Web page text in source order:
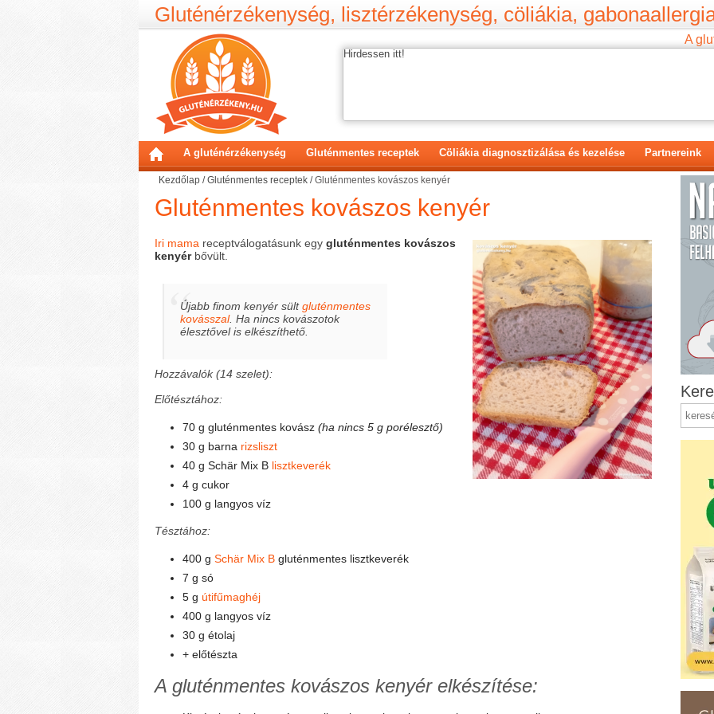
Gluténérzékenység, lisztérzékenység, cöliákia,
A
Hirdessen itt!
A gluténérzékenység Gluténmentes receptek Cöliákia diagnosztizálása és kezelése Partnereink
Kezdőlap /Gluténmentes receptek /Gluténmentes kovászos kenyér
Gluténmentes kovászos kenyér
Iri mama receptválogatásunk egy gluténmentes kovászos
kenyér bővült.
Újabb finom kenyér sültgluténmentes
kovásszal. Ha nincs kovászotok
élesztővel is elkészíthető.
Hozzávalók (14 szelet):
Előtésztához:
70 g gluténmentes kovász (ha nincs 5 g porélesztő)
30 g barna rizsliszt
40 g Schär Mix B lisztkeverék
4 g cukor
100 g langyos víz
Tésztához:
400 g Schär Mix B gluténmentes lisztkeverék
7 g só
5 g útifűmaghéj
400 g langyos víz
30 g étolaj
+ előtészta
A gluténmentes kovászos kenyér elkészítése: